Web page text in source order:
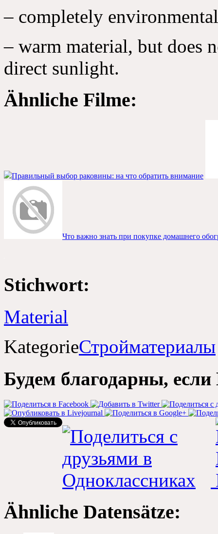
– completely
– warm material, but does
direct sunlight.
Ähnliche Filme:
Правильный выбор раковины: на что обратить внимание
Что важно знать при покупке домашнего
Stichwort:
Material
KategorieСтройматериалы
Будем благодарны, если
Ähnliche Datensätze: